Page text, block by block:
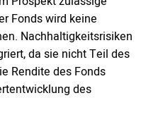
Fonds wird keine
Nachhaltigkeitsrisiken
da sie nicht Teil des
Rendite des Fonds
des